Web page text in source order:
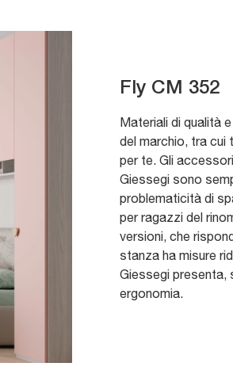
Fly CM 352
Materiali di qualità
del marchio, tra cui
per te. Gli
Giessegi sono
problematicità di
per ragazzi del
versioni, che
stanza ha misure
Giessegi presenta,
ergonomia.